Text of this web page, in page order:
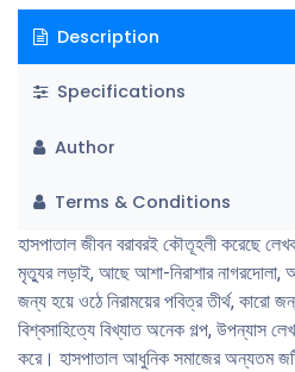
কথাসাহিত্যে ইতিমধ্যে শাহাদুজ্জামান তার
কথাসাহিত্যের নানা শাখায় বিচরণ রয়েছে।
গ্রন্থ। ব্যাপক আলােচিত হয়েছে তার সাম্প্রতিক
এছাড়াও প্রকাশিত হয়েছে তার ভিন্নধর্মী
কয়েকটি ভাঙ্গা হাড়। হাসপাতাল জীবন নিয়ে তার
বইটির বিশেষ প্রাসঙ্গিকতা রয়েছে হাসপাতালের
আগ্রহী পাঠকদেরও।
Description
Specifications
Author
Terms & Conditions
হাসপাতাল জীবন বরাবরই কৌতূহলী করেছে
মৃত্যুর লড়াই, আছে আশা-নিরাশার নাগরদোলা,
জন্য হয়ে ওঠে নিরাময়ের পবিত্র তীর্থ, কারাে
বিশ্বসাহিত্যে বিখ্যাত অনেক গল্প, উপন্যাস
করে। হাসপাতাল আধুনিক সমাজের অন্যতম